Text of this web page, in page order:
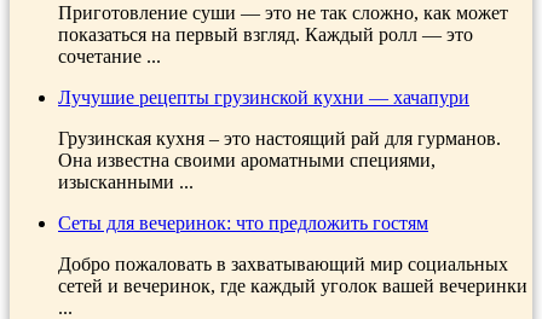
Приготовление суши — это не так сложно, как может
показаться на первый взгляд. Каждый ролл — это
сочетание ...
Лучушие рецепты грузинской кухни — хачапури
Грузинская кухня – это настоящий рай для гурманов.
Она известна своими ароматными специями,
изысканными ...
Сеты для вечеринок: что предложить гостям
Добро пожаловать в захватывающий мир социальных
сетей и вечеринок, где каждый уголок вашей вечеринки
...